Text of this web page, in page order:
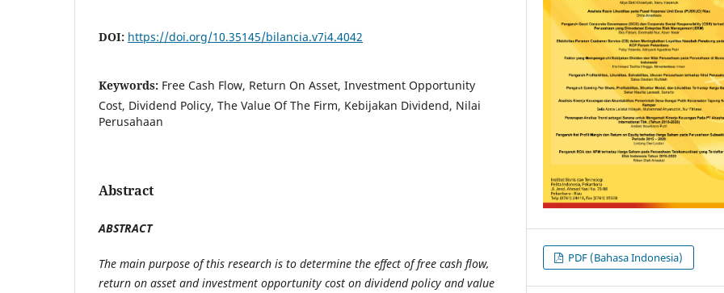
DOI: https://doi.org/10.35145/bilancia.v7i4.4042
Keywords: Free Cash Flow, Return On Asset, Investment Opportunity
Cost, Dividend Policy, The Value Of The Firm, Kebijakan Dividend, Nilai
Perusahaan
Abstract
ABSTRACT
The main purpose of this research is to determine the effect of free cash flow,
return on asset and investment opportunity cost on dividend policy and value
PDF (Bahasa Indonesia)